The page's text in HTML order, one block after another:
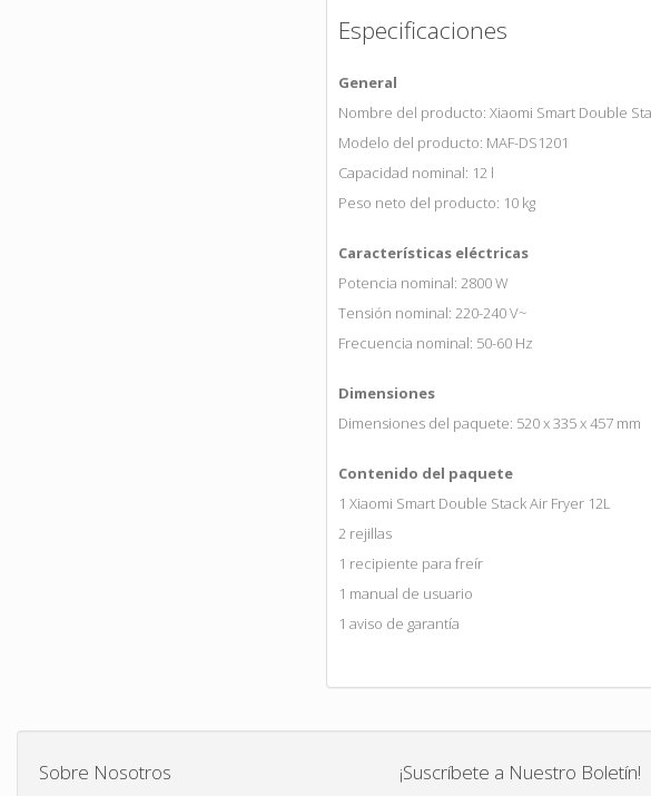
Especificaciones
General
Nombre del producto: Xiaomi Smart Double
Modelo del producto: MAF-DS1201
Capacidad nominal: 12 l
Peso neto del producto: 10 kg
Características eléctricas
Potencia nominal: 2800 W
Tensión nominal: 220-240 V~
Frecuencia nominal: 50-60 Hz
Dimensiones
Dimensiones del paquete: 520 x 335 x 457 mm
Contenido del paquete
1 Xiaomi Smart Double Stack Air Fryer 12L
2 rejillas
1 recipiente para freír
1 manual de usuario
1 aviso de garantía
Sobre Nosotros ¡Suscríbete a Nuestro Boletín!